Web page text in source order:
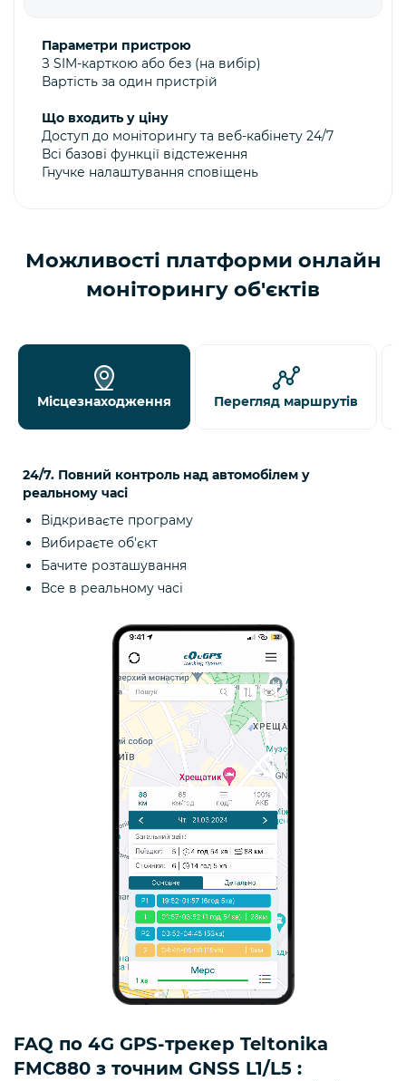
Параметри пристрою
З SIM-карткою або без (на вибір)
Вартість за один пристрій
Що входить у ціну
Доступ до моніторингу та веб-кабінету 24/7
Всі базові функції відстеження
Гнучке налаштування сповіщень
Можливості платформи онлайн
моніторингу об'єктів
Місцезнаходження Перегляд маршрутів
24/7. Повний контроль над автомобілем у
реальному часі
Відкриваєте програму
Вибираєте об'єкт
Бачите розташування
Все в реальному часі
FAQ по 4G GPS-трекер Teltonika
FMC880 з точним GNSS L1/L5 :